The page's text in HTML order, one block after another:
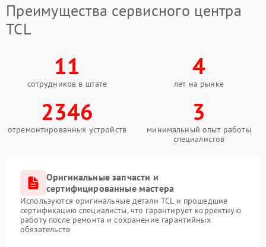
Преимущества сервисного центра
TCL
11
сотрудников в штате
4
лет на рынке
2346
отремонтированных устройств
3
минимальный опыт работы
специалистов
Оригинальные запчасти и
сертифицированные мастера
Используются оригинальные детали TCL и прошедшие
сертификацию специалисты, что гарантирует корректную
работу после ремонта и сохранение гарантийных
обязательств